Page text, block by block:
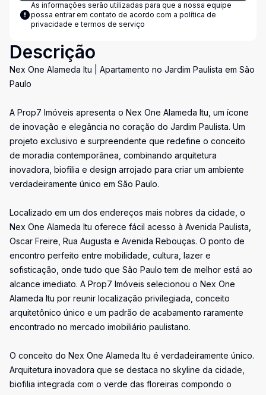
As informações serão utilizadas para que a nossa equipe
possa entrar em contato de acordo com a política de
privacidade e termos de serviço
Descrição
Nex One Alameda Itu | Apartamento no Jardim Paulista em São
Paulo
A Prop7 Imóveis apresenta o Nex One Alameda Itu, um ícone
de inovação e elegância no coração do Jardim Paulista. Um
projeto exclusivo e surpreendente que redefine o conceito
de moradia contemporânea, combinando arquitetura
inovadora, biofilia e design arrojado para criar um ambiente
verdadeiramente único em São Paulo.
Localizado em um dos endereços mais nobres da cidade, o
Nex One Alameda Itu oferece fácil acesso à Avenida Paulista,
Oscar Freire, Rua Augusta e Avenida Rebouças. O ponto de
encontro perfeito entre mobilidade, cultura, lazer e
sofisticação, onde tudo que São Paulo tem de melhor está ao
alcance imediato. A Prop7 Imóveis selecionou o Nex One
Alameda Itu por reunir localização privilegiada, conceito
arquitetônico único e um padrão de acabamento raramente
encontrado no mercado imobiliário paulistano.
O conceito do Nex One Alameda Itu é verdadeiramente único.
Arquitetura inovadora que se destaca no skyline da cidade,
biofilia integrada com o verde das floreiras compondo o